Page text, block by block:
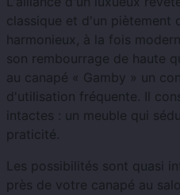
classique et d'un piètement
harmonieux, à la fois
son rembourrage de haute
au canapé « Gamby » un
d'utilisation fréquente. Il
intactes : un meuble qui
praticité.
Les possibilités sont quasi
près de votre canapé au